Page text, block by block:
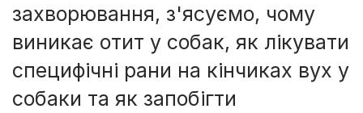
захворювання, з'ясуємо, чому
виникає отит у собак, як лікувати
специфічні рани на кінчиках вух у
собаки та як запобігти